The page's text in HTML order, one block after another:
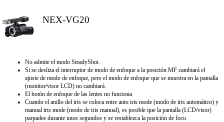
NEX-VG20
No admite el modo SteadyShot.
Si se desliza el interruptor de modo de enfoque a la posición MF cambiará el
ajuste de modo de enfoque, pero el modo de enfoque que se muestra en la pantalla
(monitor/visor LCD) no cambiará.
El botón de enfoque de las lentes no funciona
Cuando el anillo del iris se coloca entre auto iris mode (modo de iris automático) y
manual iris mode (modo de iris manual), es posible que la pantalla (LCD/visor)
parpadee durante unos segundos y se restablezca la posición de foco.